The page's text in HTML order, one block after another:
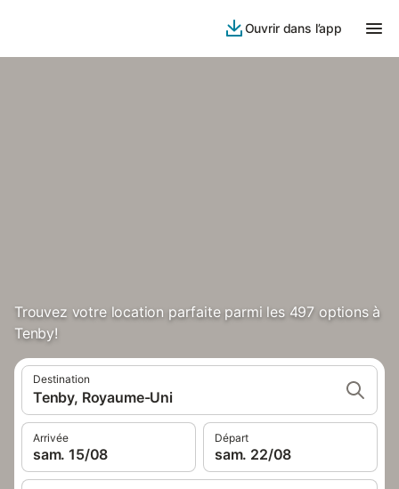
Ouvrir dans l’app
Trouvez votre location parfaite parmi les 497 options à
Tenby!
Destination
Tenby, Royaume-Uni
Arrivée
sam. 15/08
Départ
sam. 22/08